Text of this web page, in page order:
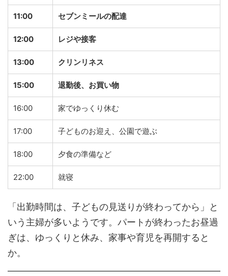
11:00 セブンミールの配達
12:00 レジや接客
13:00 クリンリネス
15:00 退勤後、お買い物
16:00 家でゆっくり休む
17:00 子どものお迎え、公園で遊ぶ
18:00 夕食の準備など
22:00 就寝
「出勤時間は、子どもの見送りが終わってから」と
いう主婦が多いようです。パートが終わったお昼過
ぎは、ゆっくりと休み、家事や育児を再開すると
か。